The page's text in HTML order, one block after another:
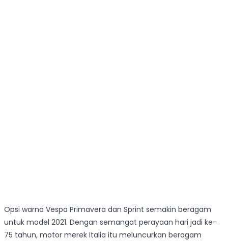
Opsi warna Vespa Primavera dan Sprint semakin beragam
untuk model 2021. Dengan semangat perayaan hari jadi ke-
75 tahun, motor merek Italia itu meluncurkan beragam